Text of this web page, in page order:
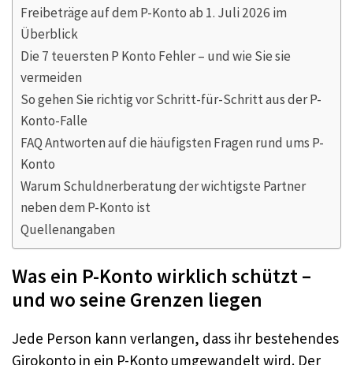
Freibeträge auf dem P-Konto ab 1. Juli 2026 im
Überblick
Die 7 teuersten P Konto Fehler – und wie Sie sie
vermeiden
So gehen Sie richtig vor Schritt-für-Schritt aus der P-
Konto-Falle
FAQ Antworten auf die häufigsten Fragen rund ums P-
Konto
Warum Schuldnerberatung der wichtigste Partner
neben dem P-Konto ist
Quellenangaben
Was ein P-Konto wirklich schützt –
und wo seine Grenzen liegen
Jede Person kann verlangen, dass ihr bestehendes
Girokonto in ein P-Konto umgewandelt wird. Der